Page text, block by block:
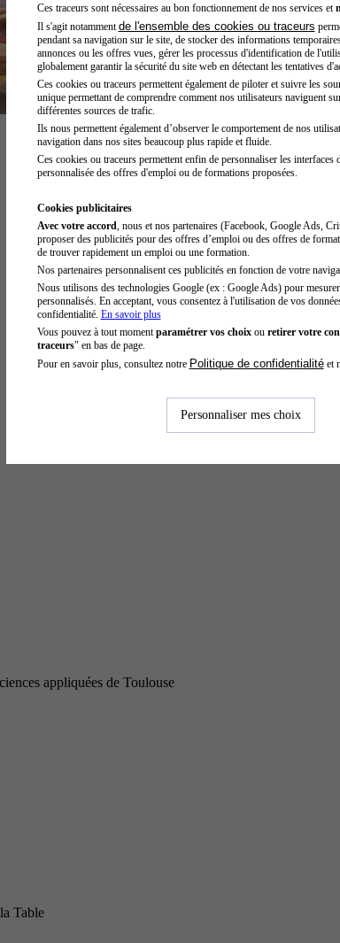
appliquées de Toulouse
Table
Ces traceurs sont nécessaires au bon fonctionnement de nos services et
Il s'agit notamment de l'ensemble des cookies ou traceurs
pendant sa navigation sur le site, de stocker des informations
annonces ou les offres vues, gérer les processus d'identification de
globalement garantir la sécurité du site web en détectant les tentatives
Ces cookies ou traceurs permettent également de piloter et suivre les
unique permettant de comprendre comment nos utilisateurs naviguent
différentes sources de trafic.
Ils nous permettent également d’observer le comportement de nos
navigation dans nos sites beaucoup plus rapide et fluide.
Ces cookies ou traceurs permettent enfin de personnaliser les
personnalisée des offres d'emploi ou de formations proposées.
Cookies publicitaires
Avec votre accord , nous et nos partenaires (Facebook, Google Ads,
proposer des publicités pour des offres d’emploi ou des offres de
de trouver rapidement un emploi ou une formation.
Nos partenaires personnalisent ces publicités en fonction de votre
Nous utilisons des technologies Google (ex : Google Ads) pour
personnalisés. En acceptant, vous consentez à l'utilisation de vos
confidentialité. En savoir plus
Vous pouvez à tout moment paramétrer vos choixou retirer votre
traceurs" en bas de page.
Pour en savoir plus, consultez notre Politique de confidentialitéet
Personnaliser mes choix